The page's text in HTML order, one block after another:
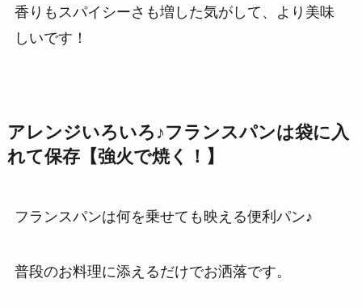
香りもスパイシーさも増した気がして、より美味
しいです！
アレンジいろいろ♪フランスパンは袋に入
れて保存【強火で焼く！】
フランスパンは何を乗せても映える便利パン♪
普段のお料理に添えるだけでお洒落です。